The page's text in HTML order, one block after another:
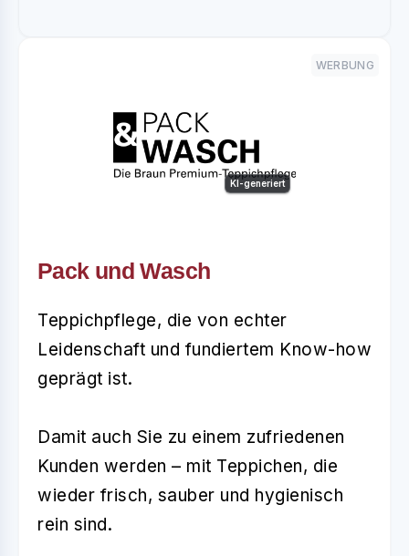
WERBUNG
KI-generiert
Pack und Wasch
Teppichpflege, die von echter
Leidenschaft und fundiertem Know-how
geprägt ist.
Damit auch Sie zu einem zufriedenen
Kunden werden – mit Teppichen, die
wieder frisch, sauber und hygienisch
rein sind.